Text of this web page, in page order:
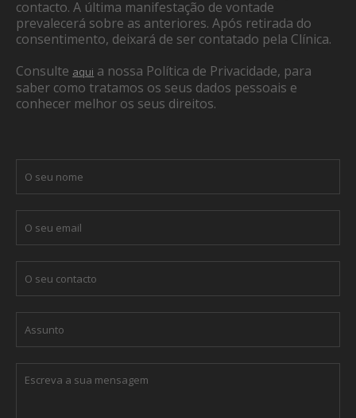
contacto. A última manifestação de vontade
prevalecerá sobre as anteriores. Após retirada do
consentimento, deixará de ser contatado pela Clínica.
Consulte aqui a nossa Política de Privacidade, para
saber como tratamos os seus dados pessoais e
conhecer melhor os seus direitos.